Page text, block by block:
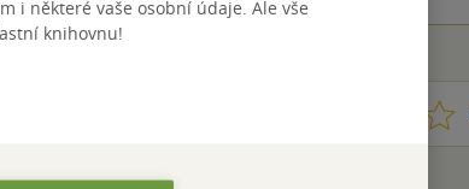
KNIHY
i některé vaše osobní údaje. Ale vše
knihovnu!